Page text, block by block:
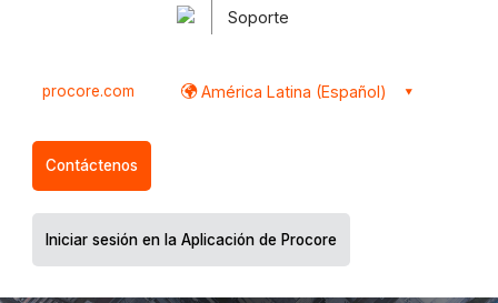
Soporte
procore.com América Latina (Español)
Contáctenos
Iniciar sesión en la Aplicación de Procore